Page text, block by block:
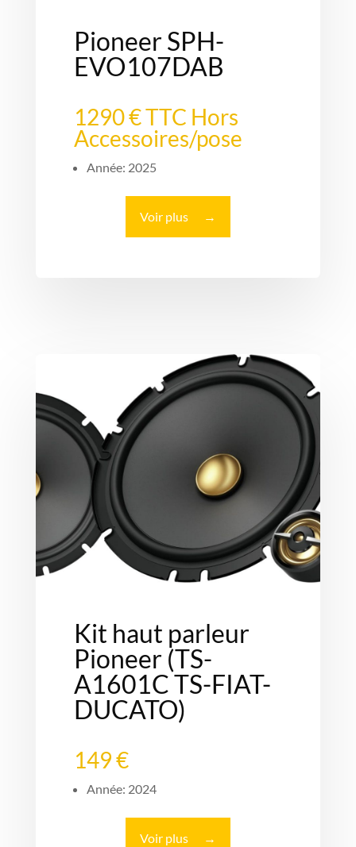
Pioneer SPH-
EVO107DAB
1290 € TTC Hors
Accessoires/pose
Année: 2025
Voir plus →
Kit haut parleur
Pioneer (TS-
A1601C TS-FIAT-
DUCATO)
149 €
Année: 2024
Voir plus →